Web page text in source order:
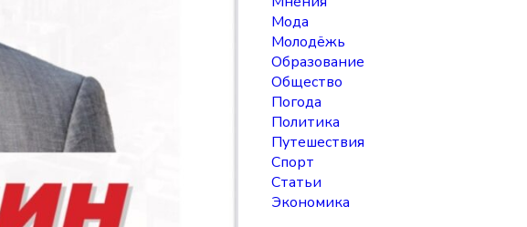
Мода
Молодёжь
Образование
Общество
Погода
Политика
Путешествия
Спорт
Статьи
Экономика